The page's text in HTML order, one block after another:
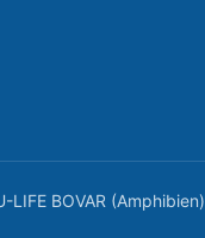
LIFE BOVAR (Amphibien)